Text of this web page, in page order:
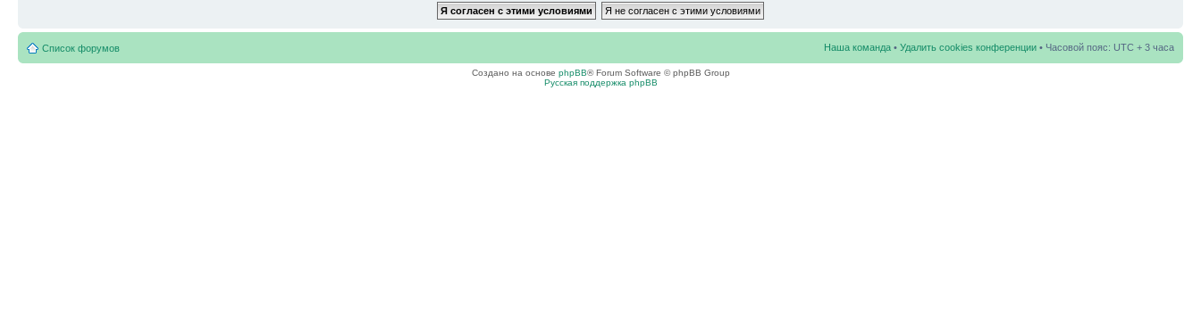
Список форумов Наша команда • Удалить cookies конференции • Часовой пояс: UTC + 3 часа
Создано на основе phpBB® Forum Software © phpBB Group
Русская поддержка phpBB